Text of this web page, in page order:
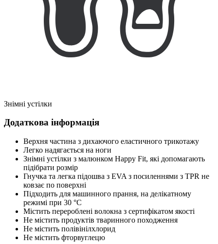
Знімні устілки
Додаткова інформація
Верхня частина з дихаючого еластичного трикотажу
Легко надягається на ноги
Знімні устілки з малюнком Happy Fit, які допомагають
підібрати розмір
Гнучка та легка підошва з EVA з посиленнями з TPR не
ковзає по поверхні
Підходить для машинного прання, на делікатному
режимі при 30 °C
Містить перероблені волокна з сертифікатом якості
Не містить продуктів тваринного походження
Не містить полівінілхлорид
Не містить фторвуглецю